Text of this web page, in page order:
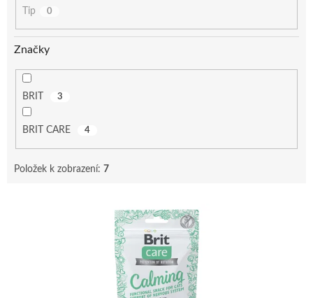
Tip 0
Značky
BRIT 3
BRIT CARE 4
Položek k zobrazení: 7